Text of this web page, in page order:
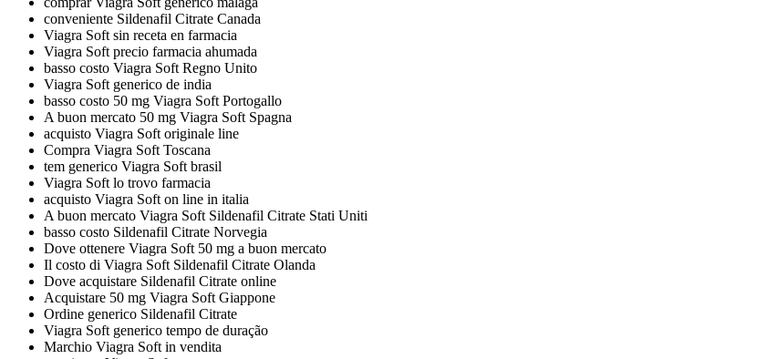
conveniente Sildenafil Citrate Canada
Viagra Soft sin receta en farmacia
Viagra Soft precio farmacia ahumada
basso costo Viagra Soft Regno Unito
Viagra Soft generico de india
basso costo 50 mg Viagra Soft Portogallo
A buon mercato 50 mg Viagra Soft Spagna
acquisto Viagra Soft originale line
Compra Viagra Soft Toscana
tem generico Viagra Soft brasil
Viagra Soft lo trovo farmacia
acquisto Viagra Soft on line in italia
A buon mercato Viagra Soft Sildenafil Citrate Stati Uniti
basso costo Sildenafil Citrate Norvegia
Dove ottenere Viagra Soft 50 mg a buon mercato
Il costo di Viagra Soft Sildenafil Citrate Olanda
Dove acquistare Sildenafil Citrate online
Acquistare 50 mg Viagra Soft Giappone
Ordine generico Sildenafil Citrate
Viagra Soft generico tempo de duração
Marchio Viagra Soft in vendita